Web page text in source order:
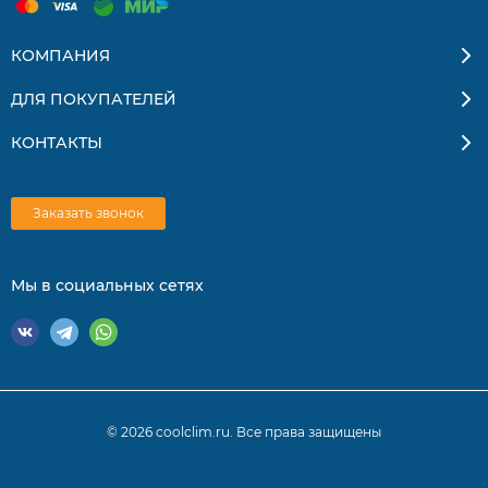
КОМПАНИЯ
ДЛЯ ПОКУПАТЕЛЕЙ
КОНТАКТЫ
Заказать звонок
Мы в социальных сетях
© 2026 coolclim.ru. Все права защищены